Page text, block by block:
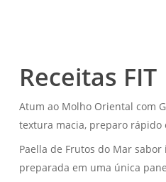
Receitas FIT
Atum ao Molho Oriental com
textura macia, preparo
Paella de Frutos do Mar
preparada em uma única